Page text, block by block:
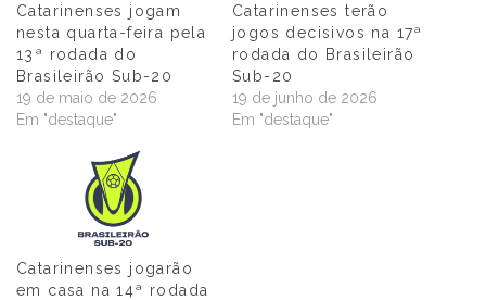
Catarinenses jogam
nesta quarta-feira pela
13ª rodada do
Brasileirão Sub-20
19 de maio de 2026
Em "destaque"
Catarinenses terão
jogos decisivos na 17ª
rodada do Brasileirão
Sub-20
19 de junho de 2026
Em "destaque"
Catarinenses jogarão
em casa na 14ª rodada